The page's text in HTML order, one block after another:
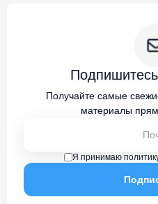
Получайте самые
материалы
Я принимаю